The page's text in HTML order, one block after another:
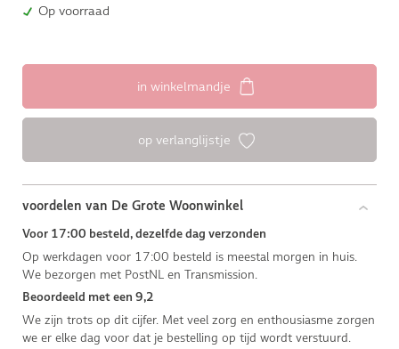
Op voorraad
in winkelmandje
op verlanglijstje
voordelen van De Grote Woonwinkel
Voor 17:00 besteld, dezelfde dag verzonden
Op werkdagen voor 17:00 besteld is meestal morgen in huis.
We bezorgen met PostNL en Transmission.
Beoordeeld met een 9,2
We zijn trots op dit cijfer. Met veel zorg en enthousiasme zorgen
we er elke dag voor dat je bestelling op tijd wordt verstuurd.